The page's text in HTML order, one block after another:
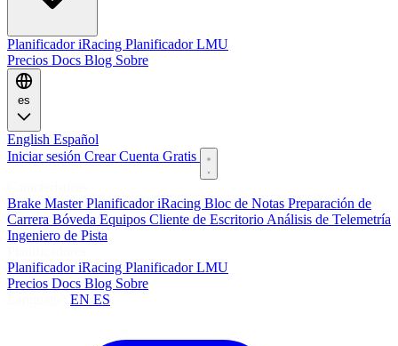
Planificador iRacing Planificador LMU
Precios Docs Blog Sobre
es
English Español
Iniciar sesión Crear Cuenta Gratis
Brake MasterPlanificador iRacing Bloc de Notas Preparación de
Carrera Bóveda Equipos Cliente de Escritorio Análisis de Telemetría
Ingeniero de Pista
Planificador iRacing Planificador LMU
Precios Docs Blog Sobre
EN ES